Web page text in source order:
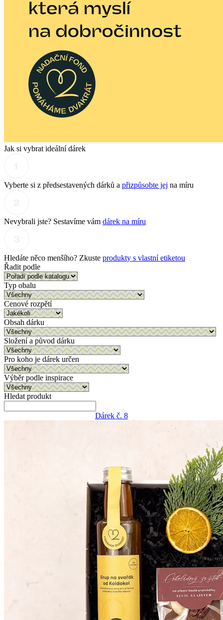
Jak si vybrat ideální dárek
Vyberte si z předsestavených dárků a přizpůsobte jej na míru
Nevybrali jste? Sestavíme vám dárek na míru
Hledáte něco menšího? Zkuste produkty s vlastní etiketou
Řadit podle
Typ obalu
Cenové rozpětí
Obsah dárku
Složení a původ dárku
Pro koho je dárek určen
Výběr podle inspirace
Hledat produkt
Dárek č. 8